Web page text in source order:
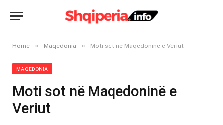
Home » Maqedonia » Moti sot në Maqedoninë e Veriut
MAQEDONIA
Moti sot në Maqedoninë e
Veriut